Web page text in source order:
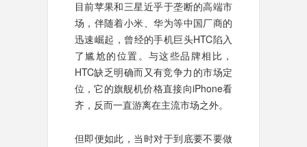
目前苹果和三星近乎于垄断的高端市
场，伴随着小米、华为等中国厂商的
迅速崛起，曾经的手机巨头HTC陷入
了尴尬的位置。与这些品牌相比，
HTC缺乏明确而又有竞争力的市场定
位，它的旗舰机价格直接向iPhone看
齐，反而一直游离在主流市场之外。
但即便如此，当时对于到底要不要做